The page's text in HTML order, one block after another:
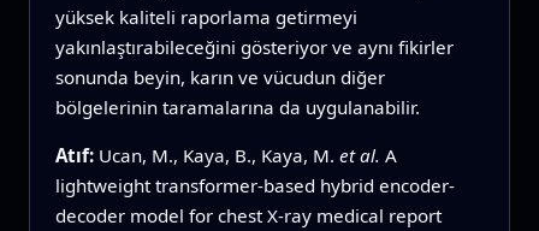
yüksek kaliteli raporlama getirmeyi
yakınlaştırabileceğini gösteriyor ve aynı fikirler
sonunda beyin, karın ve vücudun diğer
bölgelerinin taramalarına da uygulanabilir.
Atıf: Ucan, M., Kaya, B., Kaya, M. et al. A
lightweight transformer-based hybrid encoder-
decoder model for chest X-ray medical report